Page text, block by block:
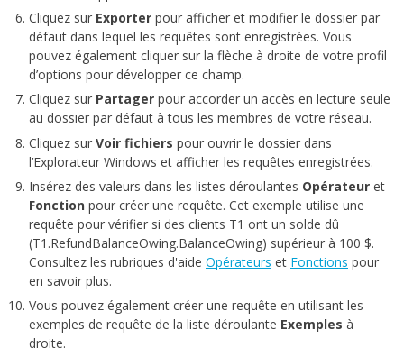
Cliquez sur Exporter pour afficher et modifier le dossier par
défaut dans lequel les requêtes sont enregistrées. Vous
pouvez également cliquer sur la flèche à droite de votre profil
d’options pour développer ce champ.
Cliquez sur Partager pour accorder un accès en lecture seule
au dossier par défaut à tous les membres de votre réseau.
Cliquez sur Voir fichiers pour ouvrir le dossier dans
l’Explorateur Windows et afficher les requêtes enregistrées.
Insérez des valeurs dans les listes déroulantes Opérateur et
Fonction pour créer une requête. Cet exemple utilise une
requête pour vérifier si des clients T1 ont un solde dû
(T1.RefundBalanceOwing.BalanceOwing) supérieur à 100 $.
Consultez les rubriques d'aide Opérateurs et Fonctions pour
en savoir plus.
Vous pouvez également créer une requête en utilisant les
exemples de requête de la liste déroulante Exemples à
droite.